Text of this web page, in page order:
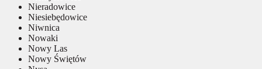
Nieradowice
Niesiebędowice
Niwnica
Nowaki
Nowy Las
Nowy Świętów